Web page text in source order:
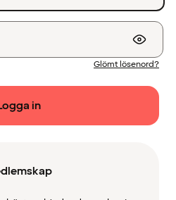
Glömt lösenord?
in